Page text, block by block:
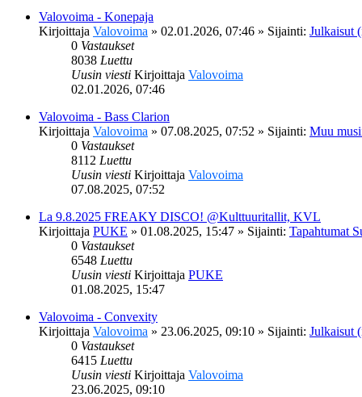
Valovoima - Konepaja
Kirjoittaja Valovoima » 02.01.2026, 07:46 » Sijainti: Julkaisut
0 Vastaukset
8038 Luettu
Uusin viesti Kirjoittaja Valovoima
02.01.2026, 07:46
Valovoima - Bass Clarion
Kirjoittaja Valovoima » 07.08.2025, 07:52 » Sijainti: Muu
0 Vastaukset
8112 Luettu
Uusin viesti Kirjoittaja Valovoima
07.08.2025, 07:52
La 9.8.2025 FREAKY DISCO! @Kulttuuritallit, KVL
Kirjoittaja PUKE » 01.08.2025, 15:47 » Sijainti: Tapahtumat
0 Vastaukset
6548 Luettu
Uusin viesti Kirjoittaja PUKE
01.08.2025, 15:47
Valovoima - Convexity
Kirjoittaja Valovoima » 23.06.2025, 09:10 » Sijainti: Julkaisut
0 Vastaukset
6415 Luettu
Uusin viesti Kirjoittaja Valovoima
23.06.2025, 09:10